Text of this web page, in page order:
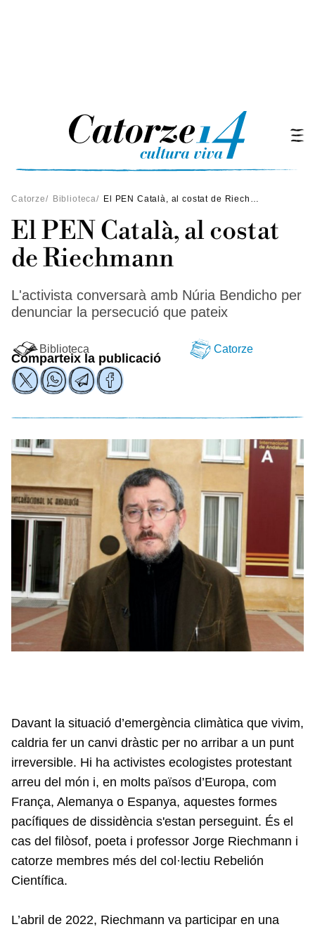
Catorze/ Biblioteca/ El PEN Català, al costat de Riechmann
El PEN Català, al costat
de Riechmann
L'activista conversarà amb Núria Bendicho per
denunciar la persecució que pateix
Biblioteca Catorze
Comparteix la publicació
Davant la situació d’emergència climàtica que vivim,
caldria fer un canvi dràstic per no arribar a un punt
irreversible. Hi ha activistes ecologistes protestant
arreu del món i, en molts països d’Europa, com
França, Alemanya o Espanya, aquestes formes
pacífiques de dissidència s'estan perseguint. És el
cas del filòsof, poeta i professor Jorge Riechmann i
catorze membres més del col·lectiu Rebelión
Científica.
L’abril de 2022, Riechmann va participar en una